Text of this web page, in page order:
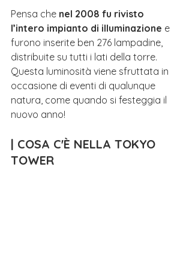
Pensa che nel 2008 fu rivisto
l’intero impianto di illuminazione e
furono inserite ben 276 lampadine,
distribuite su tutti i lati della torre.
Questa luminosità viene sfruttata in
occasione di eventi di qualunque
natura, come quando si festeggia il
nuovo anno!
| COSA C'È NELLA TOKYO
TOWER